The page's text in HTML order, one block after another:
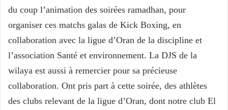
du coup l’animation des soirées ramadhan, pour
organiser ces matchs galas de Kick Boxing, en
collaboration avec la ligue d’Oran de la discipline et
l’association Santé et environnement. La DJS de la
wilaya est aussi à remercier pour sa précieuse
collaboration. Ont pris part à cette soirée, des athlètes
des clubs relevant de la ligue d’Oran, dont notre club El